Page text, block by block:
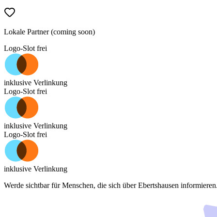
Lokale Partner (coming soon)
Logo-Slot frei
inklusive Verlinkung
Logo-Slot frei
inklusive Verlinkung
Logo-Slot frei
inklusive Verlinkung
Werde sichtbar für Menschen, die sich überEbertshausen